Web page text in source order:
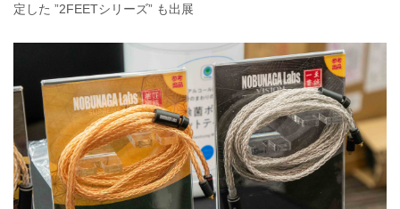
定した ”2FEETシリーズ” も出展